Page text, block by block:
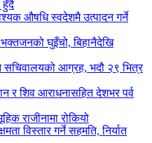
हुँदै
औषधि स्वदेशमै उत्पादन गर्ने
घुइँचो, बिहानैदेखि
सचिवालयको आग्रह, भदौ २९ भित्र
र शिव आराधनासहित देशभर पर्व
राजीनामा रोकियो
विस्तार गर्ने सहमति, निर्यात